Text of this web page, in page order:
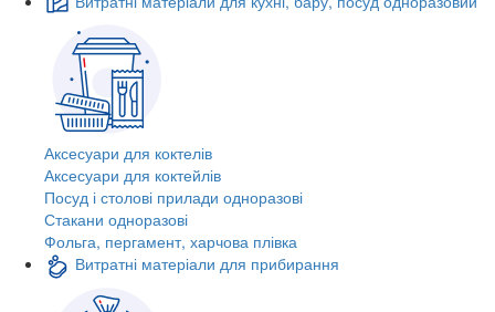
Аксесуари для коктелів
Аксесуари для коктейлів
Посуд і столові прилади одноразові
Стакани одноразові
Фольга, пергамент, харчова плівка
Витратні матеріали для прибирання